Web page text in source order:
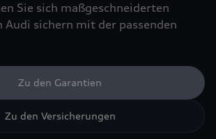
Sie sich maßgeschneiderten
Audi sichern mit der passenden
Zu den Garantien
Zu den Versicherungen